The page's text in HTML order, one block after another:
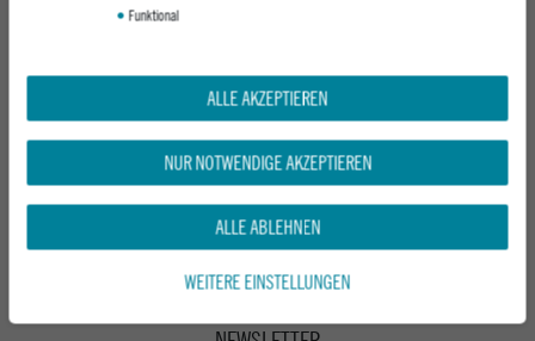
VERSAND
GEPRÜFTE SICHERHEIT
Funktional
ALLE AKZEPTIEREN
NUR NOTWENDIGE AKZEPTIEREN
ALLE ABLEHNEN
WEITERE EINSTELLUNGEN